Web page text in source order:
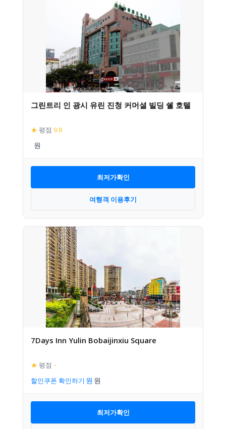
그린트리 인 광시 유린 진청 커머셜 빌딩 쉘 호텔
★ 평점 9.8
최저가확인
여행객 이용후기
7Days Inn Yulin Bobaijinxiu Square
★ 평점 –
할인쿠폰 확인하기
최저가확인